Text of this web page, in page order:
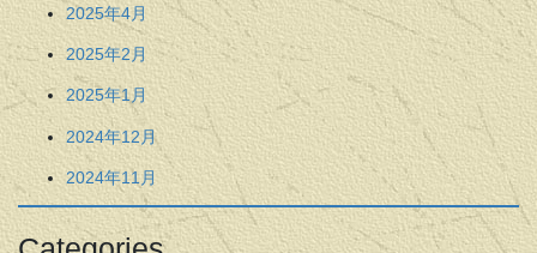
2025年4月
2025年2月
2025年1月
2024年12月
2024年11月